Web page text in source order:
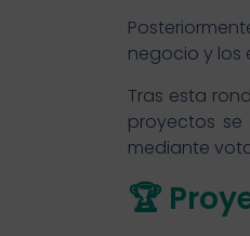
negocio y los
Tras esta
proyectos
mediante
🏆